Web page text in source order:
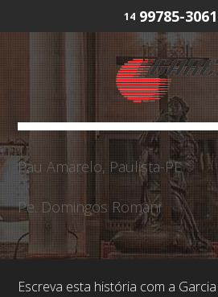
14 99785-3061
Pau Amarelo, Paulista-PE
Pe. Domingos Romani
Escreva esta história com a